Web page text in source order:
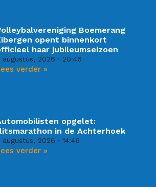
Boemerang
opent binnenkort
haar jubileumseizoen
augustus, 2026 20:46
verder »
opgelet:
in de Achterhoek
augustus, 2026 14:46
verder »